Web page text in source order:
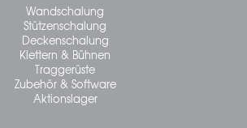
Wandschalung
Stützenschalung
Deckenschalung
Klettern & Bühnen
Traggerüste
Zubehör & Software
Aktionslager